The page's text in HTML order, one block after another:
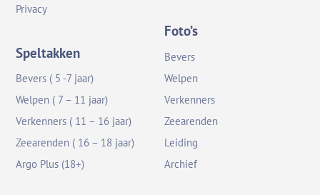
Privacy
Speltakken
Bevers ( 5 -7 jaar)
Welpen ( 7 – 11 jaar)
Verkenners ( 11 – 16 jaar)
Zeearenden ( 16 – 18 jaar)
Argo Plus (18+)
Foto’s
Bevers
Welpen
Verkenners
Zeearenden
Leiding
Archief